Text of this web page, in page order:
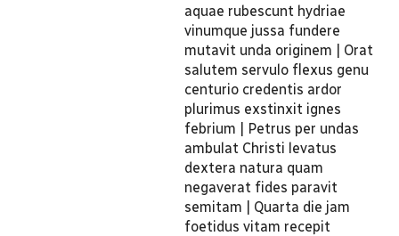
aquae rubescunt hydriae
vinumque jussa fundere
mutavit unda originem | Orat
salutem servulo flexus genu
centurio credentis ardor
plurimus exstinxit ignes
febrium | Petrus per undas
ambulat Christi levatus
dextera natura quam
negaverat fides paravit
semitam | Quarta die jam
foetidus vitam recepit